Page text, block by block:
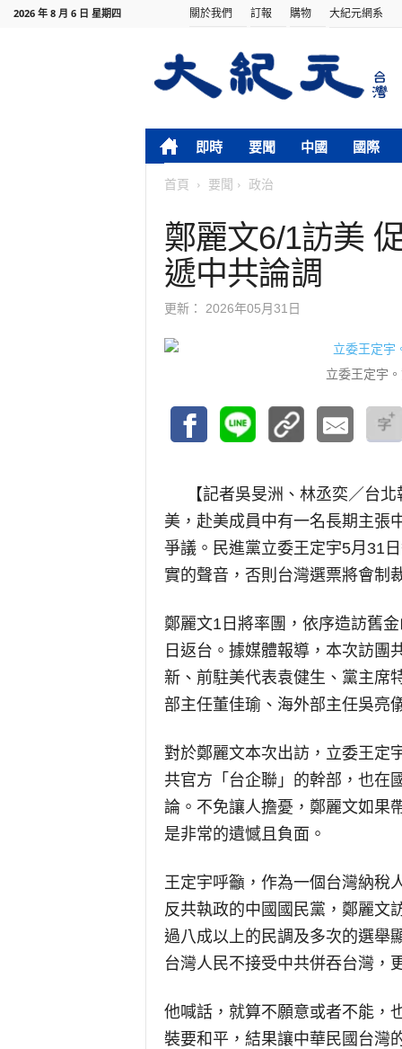
2026 年 8 月 6 日 星期四 關於我們 訂報 購物 大紀元網系
即時 要聞 中國 國際
首頁 要聞 政治
鄭麗文6/1訪美
遞中共論調
更新： 2026年05月31日
立委王定宇
【記者吳旻洲、林丞奕／台北
美，赴美成員中有一名長期主張
爭議。民進黨立委王定宇5月31
實的聲音，否則台灣選票將會制
鄭麗文1日將率團，依序造訪舊
日返台。據媒體報導，本次訪團
新、前駐美代表袁健生、黨主席
部主任董佳瑜、海外部主任吳亮
對於鄭麗文本次出訪，立委王定
共官方「台企聯」的幹部，也在
論。不免讓人擔憂，鄭麗文如果
是非常的遺憾且負面。
王定宇呼籲，作為一個台灣納稅
反共執政的中國國民黨，鄭麗文
過八成以上的民調及多次的選舉
台灣人民不接受中共併吞台灣，
他喊話，就算不願意或者不能，
裝要和平，結果讓中華民國台灣